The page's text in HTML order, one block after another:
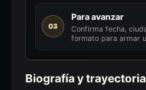
03
Para avanzar
Confirma fecha,
formato para armar
Biografía y trayectoria